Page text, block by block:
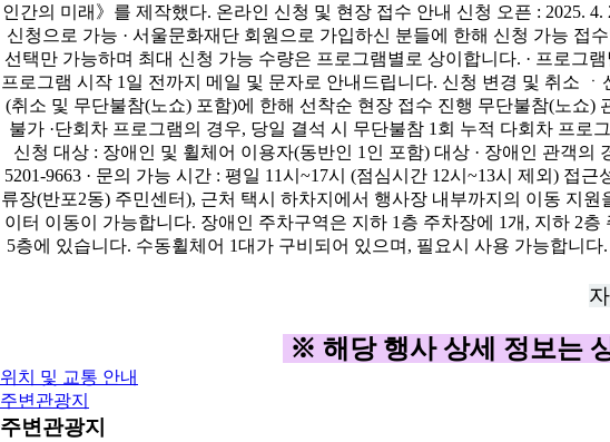
※ 해당 행사 상세 정보는
위치 및 교통 안내
주변관광지
주변관광지